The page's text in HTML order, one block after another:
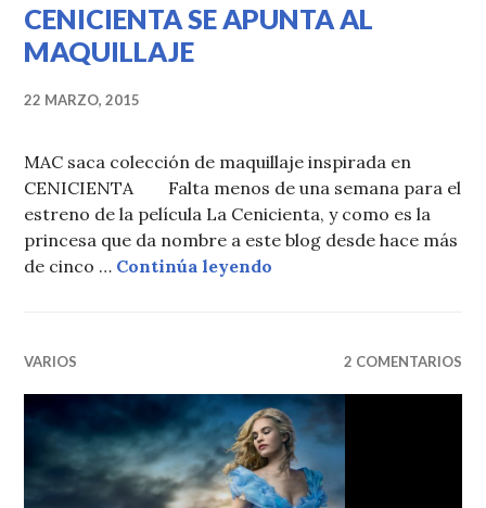
CENICIENTA SE APUNTA AL
MAQUILLAJE
22 MARZO, 2015
MAC saca colección de maquillaje inspirada en
CENICIENTA Falta menos de una semana para el
estreno de la película La Cenicienta, y como es la
princesa que da nombre a este blog desde hace más
de cinco … Continúa leyendo
VARIOS 2 COMENTARIOS